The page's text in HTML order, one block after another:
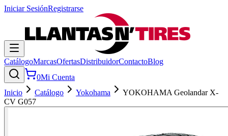
Iniciar SesiónRegistrarse
CatálogoMarcasOfertasDistribuidorContactoBlog
0Mi Cuenta
Inicio
Catálogo Yokohama
YOKOHAMA Geolandar X-
CV G057